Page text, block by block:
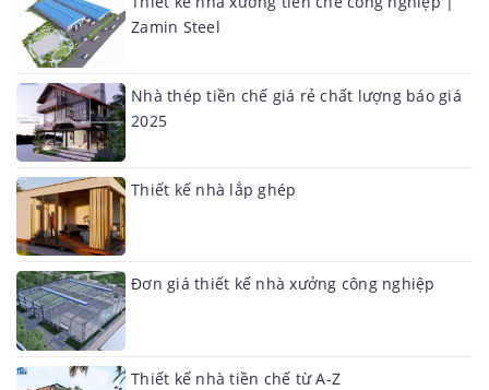
Zamin Steel
Nhà thép tiền chế giá rẻ chất lượng báo giá
2025
Thiết kế nhà lắp ghép
Đơn giá thiết kế nhà xưởng công nghiệp
Thiết kế nhà tiền chế từ A-Z